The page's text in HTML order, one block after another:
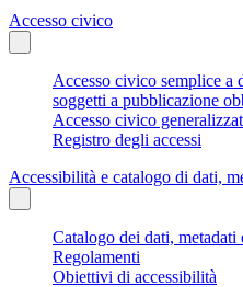
Accesso civico
Accesso civico semplice a
soggetti a pubblicazione
Accesso civico
Registro degli accessi
Accessibilità e catalogo di dati,
Catalogo dei dati, metadati
Regolamenti
Obiettivi di accessibilità